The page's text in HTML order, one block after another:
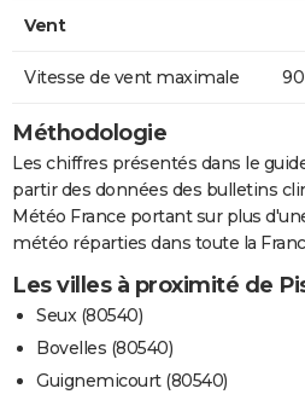
Vent
Vitesse de vent maximale
Méthodologie
Les chiffres présentés dans le
partir des données des bulletins
Météo France portant sur plus
météo réparties dans toute la
Les villes à proximité de
Seux (80540)
Bovelles (80540)
Guignemicourt (80540)